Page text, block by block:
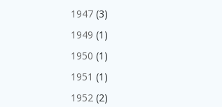
1947 33
1949 1 1
1950 1 1
1951 1 1
1952 22